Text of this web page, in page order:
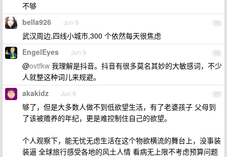
不够
75
bella926 Jun 9
武汉周边,四线小城市,300 个依然每天很焦虑
76
EngelEyes Jun 9
@ovtfkw 我理解是抖音。抖音有很多莫名其妙的大敏感词，不少
人就整这种词儿来规避。
77
akakidz Jun 9
够了，但是大多数人做不到低欲望生活，有了老婆孩子 父母到
了该被赡养的年纪，更是难控制住自己的欲望。
个人观察下，能无忧无虑生活在这个物欲横流的舞台上，没事装
装逼 全球旅行感受各地的风土人情 看病无上限不考虑预算问题